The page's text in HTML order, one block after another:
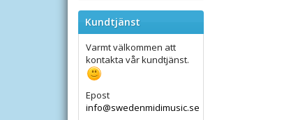
Kundtjänst
Varmt välkommen att
kontakta vår kundtjänst.
Epost
info@swedenmidimusic.se